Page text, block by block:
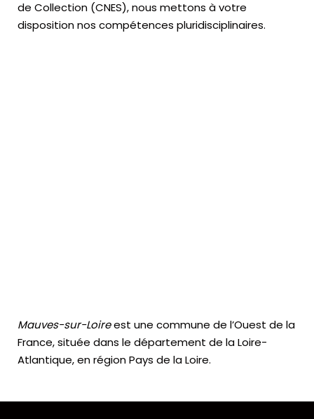
de Collection (CNES),nous mettons à votre
disposition nos compétences pluridisciplinaires.
Mauves-sur-Loireest une commune de l’Ouest de la
France, située dans le département de la Loire-
Atlantique, en région Pays de la Loire.